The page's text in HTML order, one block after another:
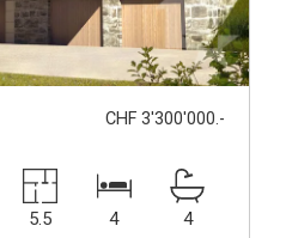
CHF 3'300'000.-
5.5 4 4